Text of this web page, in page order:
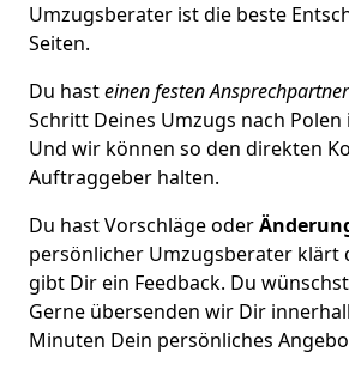
Umzugsberater ist die beste
Seiten.
Du hasteinen festen Ansprechpartner
Schritt Deines Umzugs nach
Und wir können so den direkten
Auftraggeber halten.
Du hast Vorschläge oder
persönlicher Umzugsberater klärt
gibt Dir ein Feedback. Du
Gerne übersenden wir Dir
Minuten Dein persönliches